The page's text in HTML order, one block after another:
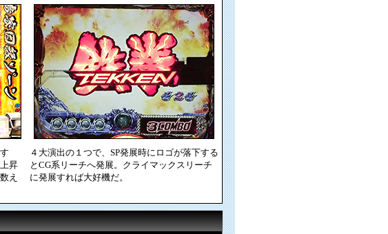
昇
え
４大演出の１つで、SP発展時にロゴが落下する
とCG系リーチへ発展。クライマックスリーチ
に発展すれば大好機だ。